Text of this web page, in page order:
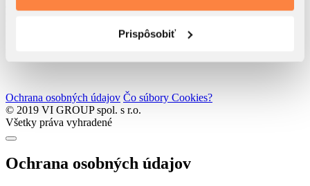
Prispôsobiť
Ochrana osobných údajov Čo súbory Cookies?
© 2019 VI GROUP spol. s r.o.
Všetky práva vyhradené
Ochrana osobných údajov